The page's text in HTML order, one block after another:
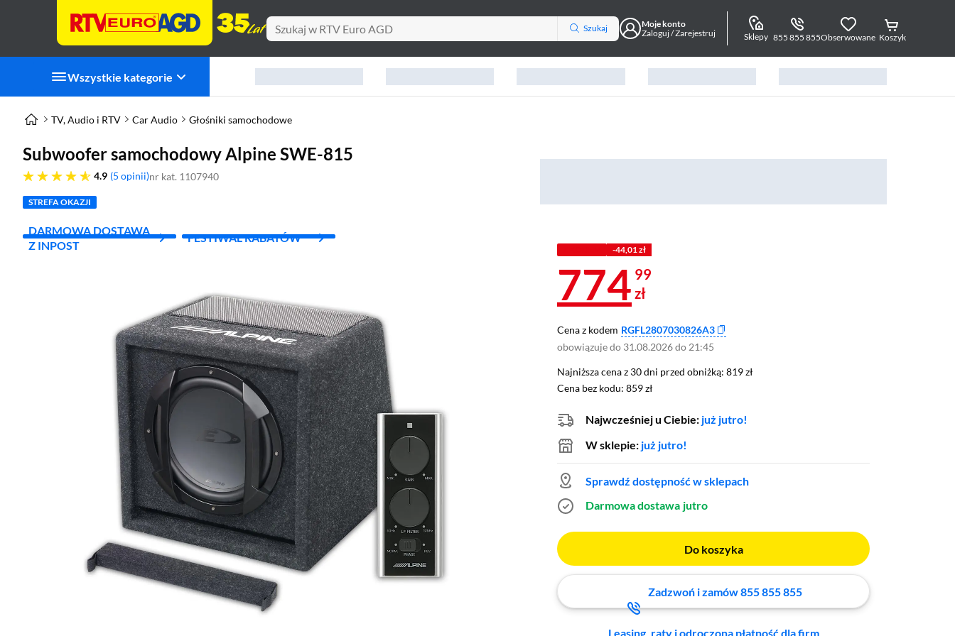
Szukaj
Moje konto
Zaloguj / Zarejestruj
Sklepy 855 855 855Obserwowane Koszyk
Wszystkie kategorie
TV, Audio i RTV Car Audio Głośniki samochodowe
Subwoofer samochodowy Alpine SWE-815
4.9
4.9 gwiazdek 5 opinii nr kat. 1107940
STREFA OKAZJI
DARMOWA DOSTAWA
Z INPOST
FESTIWAL RABATÓW
-44,01 zł
774 99
zł
Cena z kodem RGFL2807030826A3
obowiązuje do 31.08.2026 do 21:45
Najniższa cena z 30 dni przed obniżką: 819 zł
Najniższa cena z 30 dni przed obniżką: 819 zł
Cena bez kodu: 859 zł
Cena bez kodu: 859 zł
Najwcześniej u Ciebie: już jutro!
W sklepie: już jutro!
Sprawdź dostępność w sklepach
Darmowa dostawa jutro
Do koszyka
Zadzwoń i zamów 855 855 855
Leasing, raty i odroczona płatność dla firm